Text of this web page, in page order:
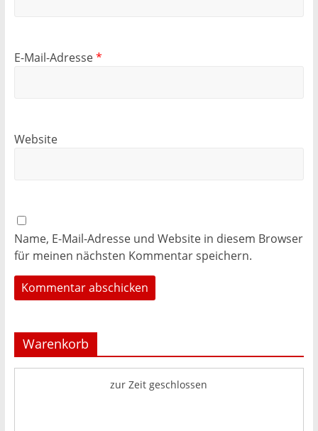
E-Mail-Adresse*
Website
Name, E-Mail-Adresse und Website in diesem Browser
für meinen nächsten Kommentar speichern.
Warenkorb
zur Zeit geschlossen